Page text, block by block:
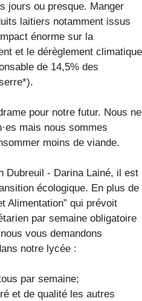
jours ou presque. Manger
laitiers notamment issus
énorme sur la
et le dérèglement climatique
de 14,5% des
pour notre futur. Nous ne
mais nous sommes
moins de viande.
Dubreuil - Darina Lainé, il est
écologique. En plus de
Alimentation” qui prévoit
par semaine obligatoire
vous demandons
notre lycée :
par semaine;
et de qualité les autres